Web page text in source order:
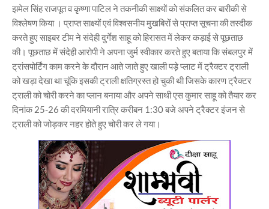
झमेल सिंह राजपूत व कृष्णा पाटिल ने तकनीकी साक्ष्यों को संकलित कर बारीकी से
विश्लेषण किया । प्राप्त साक्ष्यों एवं विश्वसनीय मुखबिरों से प्राप्त सूचना की तस्दीक
करते हुए साइबर टीम ने संदेही दुर्गेश साहू को हिरासत में लेकर कड़ाई से पूछताछ
की। पूछताछ में संदेही आरोपी ने अपना जुर्म स्वीकार करते हुए बताया कि संबलपुर में
ट्रांसपोर्टिंग काम करने के दौरान आते जाते हुए खाली पड़े प्लाट में ट्रैक्टर ट्राली
को खड़ा देखा था चूंकि इसकी ट्राली क्षतिग्रस्त हो चुकी थी जिसके कारण ट्रैक्टर
ट्राली को चोरी करने का प्लान बनाया और अपने साथी एस कुमार साहू को तैयार कर
दिनांक 25-26 की दरमियानी रात्रि करीबन 1:30 बजे अपने ट्रैक्टर इंजन से
ट्राली को जोड़कर नहर होते हुए चोरी कर ले गया।